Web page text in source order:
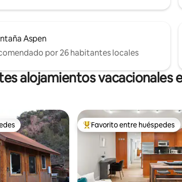
Aspen
por 26 habitantes locales
alojamientos vacacionales
De los mejores en Favorito
Favorito entre huéspedes